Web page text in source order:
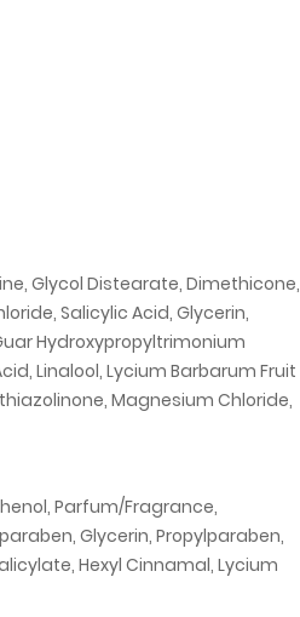
Glycol Distearate, Dimethicone,
Salicylic Acid, Glycerin,
Hydroxypropyltrimonium
Linalool, Lycium Barbarum Fruit
Magnesium Chloride,
Parfum/Fragrance,
Glycerin, Propylparaben,
Hexyl Cinnamal, Lycium